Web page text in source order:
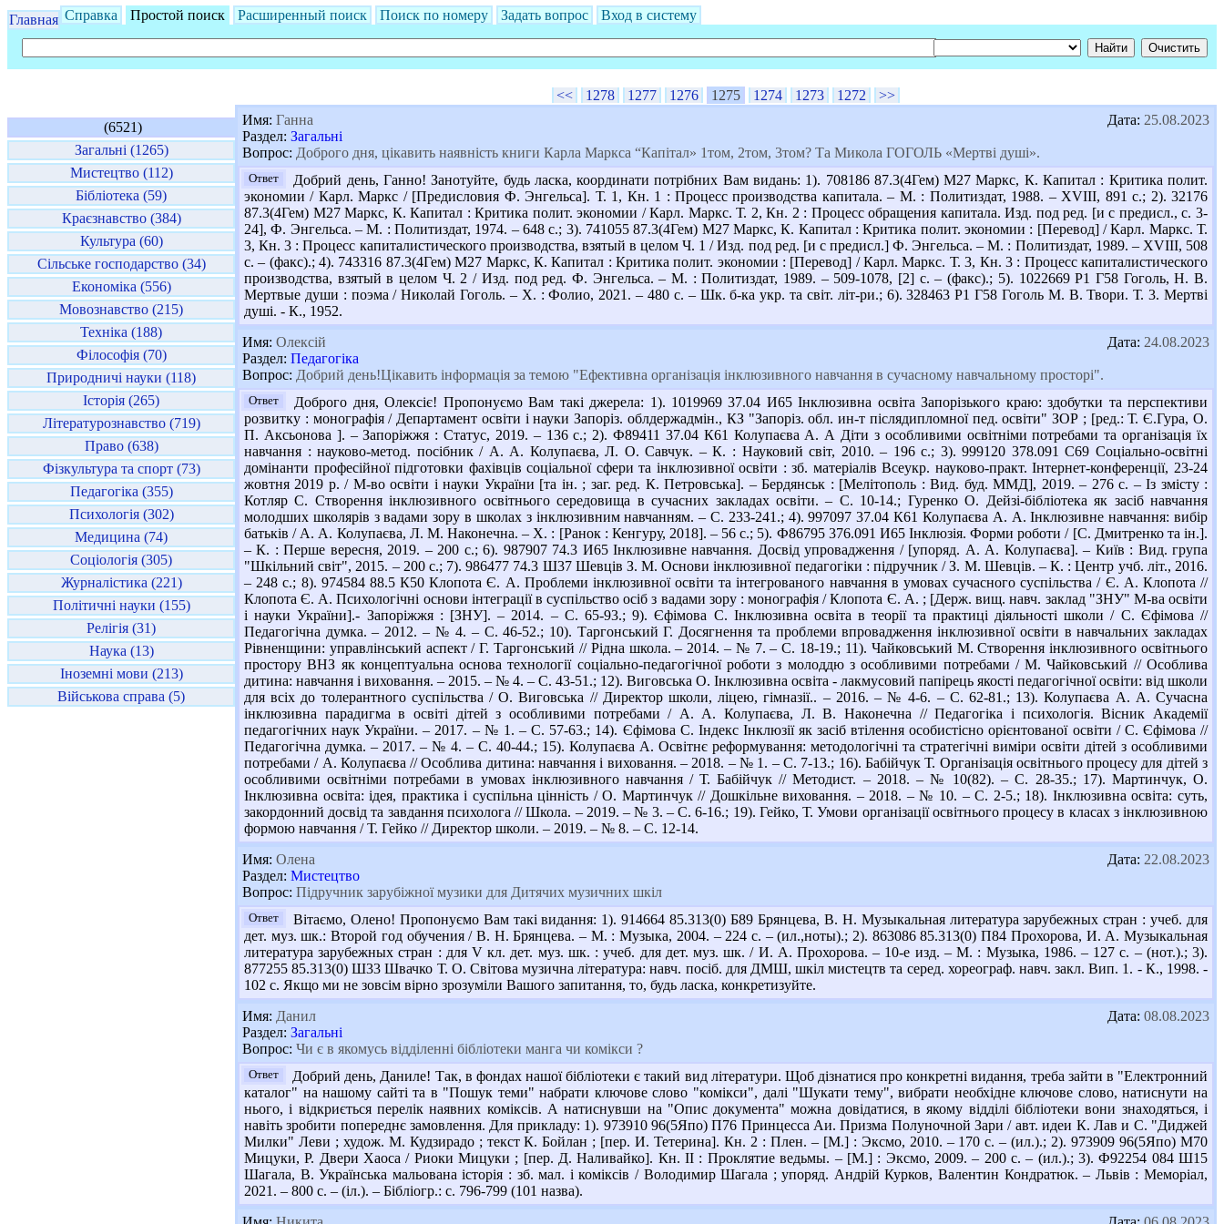
Главная Справка Простой поиск Расширенный поиск Поиск по номеру Задать вопрос Вход в систему
(6521)
Загальні (1265)
Мистецтво (112)
Бібліотека (59)
Краєзнавство (384)
Культура (60)
Сільське господарство (34)
Економіка (556)
Мовознавство (215)
Техніка (188)
Філософія (70)
Природничі науки (118)
Історія (265)
Літературознавство (719)
Право (638)
Фізкультура та спорт (73)
Педагогіка (355)
Психологія (302)
Медицина (74)
Соціологія (305)
Журналістика (221)
Політичні науки (155)
Релігія (31)
Наука (13)
Іноземні мови (213)
Військова справа (5)
<< 1278 1277 1276 1275 1274 1273 1272
>>
Дата: 25.08.2023
Имя: Ганна
Раздел: Загальні
Вопрос: Доброго дня, цікавить наявність книги Карла Маркса “Капітал» 1том, 2том, 3том? Та Микола ГОГОЛЬ «Мертві душі».
Ответ
Добрий день, Ганно! Занотуйте, будь ласка, координати потрібних Вам видань: 1). 708186 87.3(4Гем) М27 Маркс, К. Капитал : Критика полит.
экономии / Карл. Маркс / [Предисловия Ф. Энгельса]. Т. 1, Кн. 1 : Процесс производства капитала. – М. : Политиздат, 1988. – XVIII, 891 с.; 2). 32176
87.3(4Гем) М27 Маркс, К. Капитал : Критика полит. экономии / Карл. Маркс. Т. 2, Кн. 2 : Процесс обращения капитала. Изд. под ред. [и с предисл., с. 3-
24], Ф. Энгельса. – М. : Политиздат, 1974. – 648 с.; 3). 741055 87.3(4Гем) М27 Маркс, К. Капитал : Критика полит. экономии : [Перевод] / Карл. Маркс. Т.
3, Кн. 3 : Процесс капиталистического производства, взятый в целом Ч. 1 / Изд. под ред. [и с предисл.] Ф. Энгельса. – М. : Политиздат, 1989. – XVIII, 508
с. – (факс).; 4). 743316 87.3(4Гем) М27 Маркс, К. Капитал : Критика полит. экономии : [Перевод] / Карл. Маркс. Т. 3, Кн. 3 : Процесс капиталистического
производства, взятый в целом Ч. 2 / Изд. под ред. Ф. Энгельса. – М. : Политиздат, 1989. – 509-1078, [2] с. – (факс).; 5). 1022669 Р1 Г58 Гоголь, Н. В.
Мертвые души : поэма / Николай Гоголь. – Х. : Фолио, 2021. – 480 с. – Шк. б-ка укр. та світ. літ-ри.; 6). 328463 Р1 Г58 Гоголь М. В. Твори. Т. 3. Мертві
душі. - К., 1952.
Дата: 24.08.2023
Имя: Олексій
Раздел: Педагогіка
Вопрос: Добрий день!Цікавить інформація за темою "Ефективна організація інклюзивного навчання в сучасному навчальному просторі".
Ответ
Доброго дня, Олексіє! Пропонуємо Вам такі джерела: 1). 1019969 37.04 И65 Інклюзивна освіта Запорізького краю: здобутки та перспективи
розвитку : монографія / Департамент освіти і науки Запоріз. облдержадмін., КЗ "Запоріз. обл. ин-т післядипломної пед. освіти" ЗОР ; [ред.: Т. Є.Гура, О.
П. Аксьонова ]. – Запоріжжя : Статус, 2019. – 136 с.; 2). Ф89411 37.04 К61 Колупаєва А. А Діти з особливими освітніми потребами та організація їх
навчання : науково-метод. посібник / А. А. Колупаєва, Л. О. Савчук. – К. : Науковий світ, 2010. – 196 с.; 3). 999120 378.091 С69 Соціально-освітні
домінанти професійної підготовки фахівців соціальної сфери та інклюзивної освіти : зб. матеріалів Всеукр. науково-практ. Інтернет-конференції, 23-24
жовтня 2019 р. / М-во освіти і науки України [та ін. ; заг. ред. К. Петровська]. – Бердянськ : [Мелітополь : Вид. буд. ММД], 2019. – 276 с. – Із змісту :
Котляр С. Створення інклюзивного освітнього середовища в сучасних закладах освіти. – С. 10-14.; Гуренко О. Дейзі-бібліотека як засіб навчання
молодших школярів з вадами зору в школах з інклюзивним навчанням. – С. 233-241.; 4). 997097 37.04 К61 Колупаєва А. А. Інклюзивне навчання: вибір
батьків / А. А. Колупаєва, Л. М. Наконечна. – Х. : [Ранок : Кенгуру, 2018]. – 56 с.; 5). Ф86795 376.091 И65 Інклюзія. Форми роботи / [С. Дмитренко та ін.].
– К. : Перше вересня, 2019. – 200 с.; 6). 987907 74.3 И65 Інклюзивне навчання. Досвід упровадження / [упоряд. А. А. Колупаєва]. – Київ : Вид. група
"Шкільний світ", 2015. – 200 с.; 7). 986477 74.3 Ш37 Шевців З. М. Основи інклюзивної педагогіки : підручник / З. М. Шевців. – К. : Центр учб. літ., 2016.
– 248 с.; 8). 974584 88.5 К50 Клопота Є. А. Проблеми інклюзивної освіти та інтегрованого навчання в умовах сучасного суспільства / Є. А. Клопота //
Клопота Є. А. Психологічні основи інтеграції в суспільство осіб з вадами зору : монографія / Клопота Є. А. ; [Держ. вищ. навч. заклад "ЗНУ" М-ва освіти
і науки України].- Запоріжжя : [ЗНУ]. – 2014. – С. 65-93.; 9). Єфімова С. Інклюзивна освіта в теорії та практиці діяльності школи / С. Єфімова //
Педагогічна думка. – 2012. – № 4. – С. 46-52.; 10). Таргонський Г. Досягнення та проблеми впровадження інклюзивної освіти в навчальних закладах
Рівненщини: управлінський аспект / Г. Таргонський // Рідна школа. – 2014. – № 7. – С. 18-19.; 11). Чайковський М. Створення інклюзивного освітнього
простору ВНЗ як концептуальна основа технології соціально-педагогічної роботи з молоддю з особливими потребами / М. Чайковський // Особлива
дитина: навчання і виховання. – 2015. – № 4. – С. 43-51.; 12). Виговська О. Інклюзивна освіта - лакмусовий папірець якості педагогічної освіти: від школи
для всіх до толерантного суспільства / О. Виговська // Директор школи, ліцею, гімназії.. – 2016. – № 4-6. – С. 62-81.; 13). Колупаєва А. А. Сучасна
інклюзивна парадигма в освіті дітей з особливими потребами / А. А. Колупаєва, Л. В. Наконечна // Педагогіка і психологія. Вісник Академії
педагогічних наук України. – 2017. – № 1. – С. 57-63.; 14). Єфімова С. Індекс Інклюзії як засіб втілення особистісно орієнтованої освіти / С. Єфімова //
Педагогічна думка. – 2017. – № 4. – С. 40-44.; 15). Колупаєва А. Освітнє реформування: методологічні та стратегічні виміри освіти дітей з особливими
потребами / А. Колупаєва // Особлива дитина: навчання і виховання. – 2018. – № 1. – С. 7-13.; 16). Бабійчук Т. Організація освітнього процесу для дітей з
особливими освітніми потребами в умовах інклюзивного навчання / Т. Бабійчук // Методист. – 2018. – № 10(82). – С. 28-35.; 17). Мартинчук, О.
Інклюзивна освіта: ідея, практика і суспільна цінність / О. Мартинчук // Дошкільне виховання. – 2018. – № 10. – С. 2-5.; 18). Інклюзивна освіта: суть,
закордонний досвід та завдання психолога // Школа. – 2019. – № 3. – С. 6-16.; 19). Гейко, Т. Умови організації освітнього процесу в класах з інклюзивною
формою навчання / Т. Гейко // Директор школи. – 2019. – № 8. – С. 12-14.
Дата: 22.08.2023
Имя: Олена
Раздел: Мистецтво
Вопрос: Підручник зарубіжної музики для Дитячих музичних шкіл
Ответ
Вітаємо, Олено! Пропонуємо Вам такі видання: 1). 914664 85.313(0) Б89 Брянцева, В. Н. Музыкальная литература зарубежных стран : учеб. для
дет. муз. шк.: Второй год обучения / В. Н. Брянцева. – М. : Музыка, 2004. – 224 с. – (ил.,ноты).; 2). 863086 85.313(0) П84 Прохорова, И. А. Музыкальная
литература зарубежных стран : для V кл. дет. муз. шк. : учеб. для дет. муз. шк. / И. А. Прохорова. – 10-е изд. – М. : Музыка, 1986. – 127 с. – (нот.).; 3).
877255 85.313(0) Ш33 Швачко Т. О. Світова музична література: навч. посіб. для ДМШ, шкіл мистецтв та серед. хореограф. навч. закл. Вип. 1. - К., 1998. -
102 с. Якщо ми не зовсім вірно зрозуміли Вашого запитання, то, будь ласка, конкретизуйте.
Дата: 08.08.2023
Имя: Данил
Раздел: Загальні
Вопрос: Чи є в якомусь відділенні бібліотеки манга чи комікси ?
Ответ
Добрий день, Даниле! Так, в фондах нашої бібліотеки є такий вид літератури. Щоб дізнатися про конкретні видання, треба зайти в "Електронний
каталог" на нашому сайті та в "Пошук теми" набрати ключове слово "комікси", далі "Шукати тему", вибрати необхідне ключове слово, натиснути на
нього, і відкриється перелік наявних коміксів. А натиснувши на "Опис документа" можна довідатися, в якому відділі бібліотеки вони знаходяться, і
навіть зробити попереднє замовлення. Для прикладу: 1). 973910 96(5Япо) П76 Принцесса Аи. Призма Полуночной Зари / авт. идеи К. Лав и С. "Диджей
Милки" Леви ; худож. М. Кудзирадо ; текст К. Бойлан ; [пер. И. Тетерина]. Кн. 2 : Плен. – [М.] : Эксмо, 2010. – 170 с. – (ил.).; 2). 973909 96(5Япо) М70
Мицуки, Р. Двери Хаоса / Риоки Мицуки ; [пер. Д. Наливайко]. Кн. II : Проклятие ведьмы. – [М.] : Эксмо, 2009. – 200 с. – (ил.).; 3). Ф92254 084 Ш15
Шагала, В. Українська мальована історія : зб. мал. і коміксів / Володимир Шагала ; упоряд. Андрій Курков, Валентин Кондратюк. – Львів : Меморіал,
2021. – 800 с. – (іл.). – Бібліогр.: с. 796-799 (101 назва).